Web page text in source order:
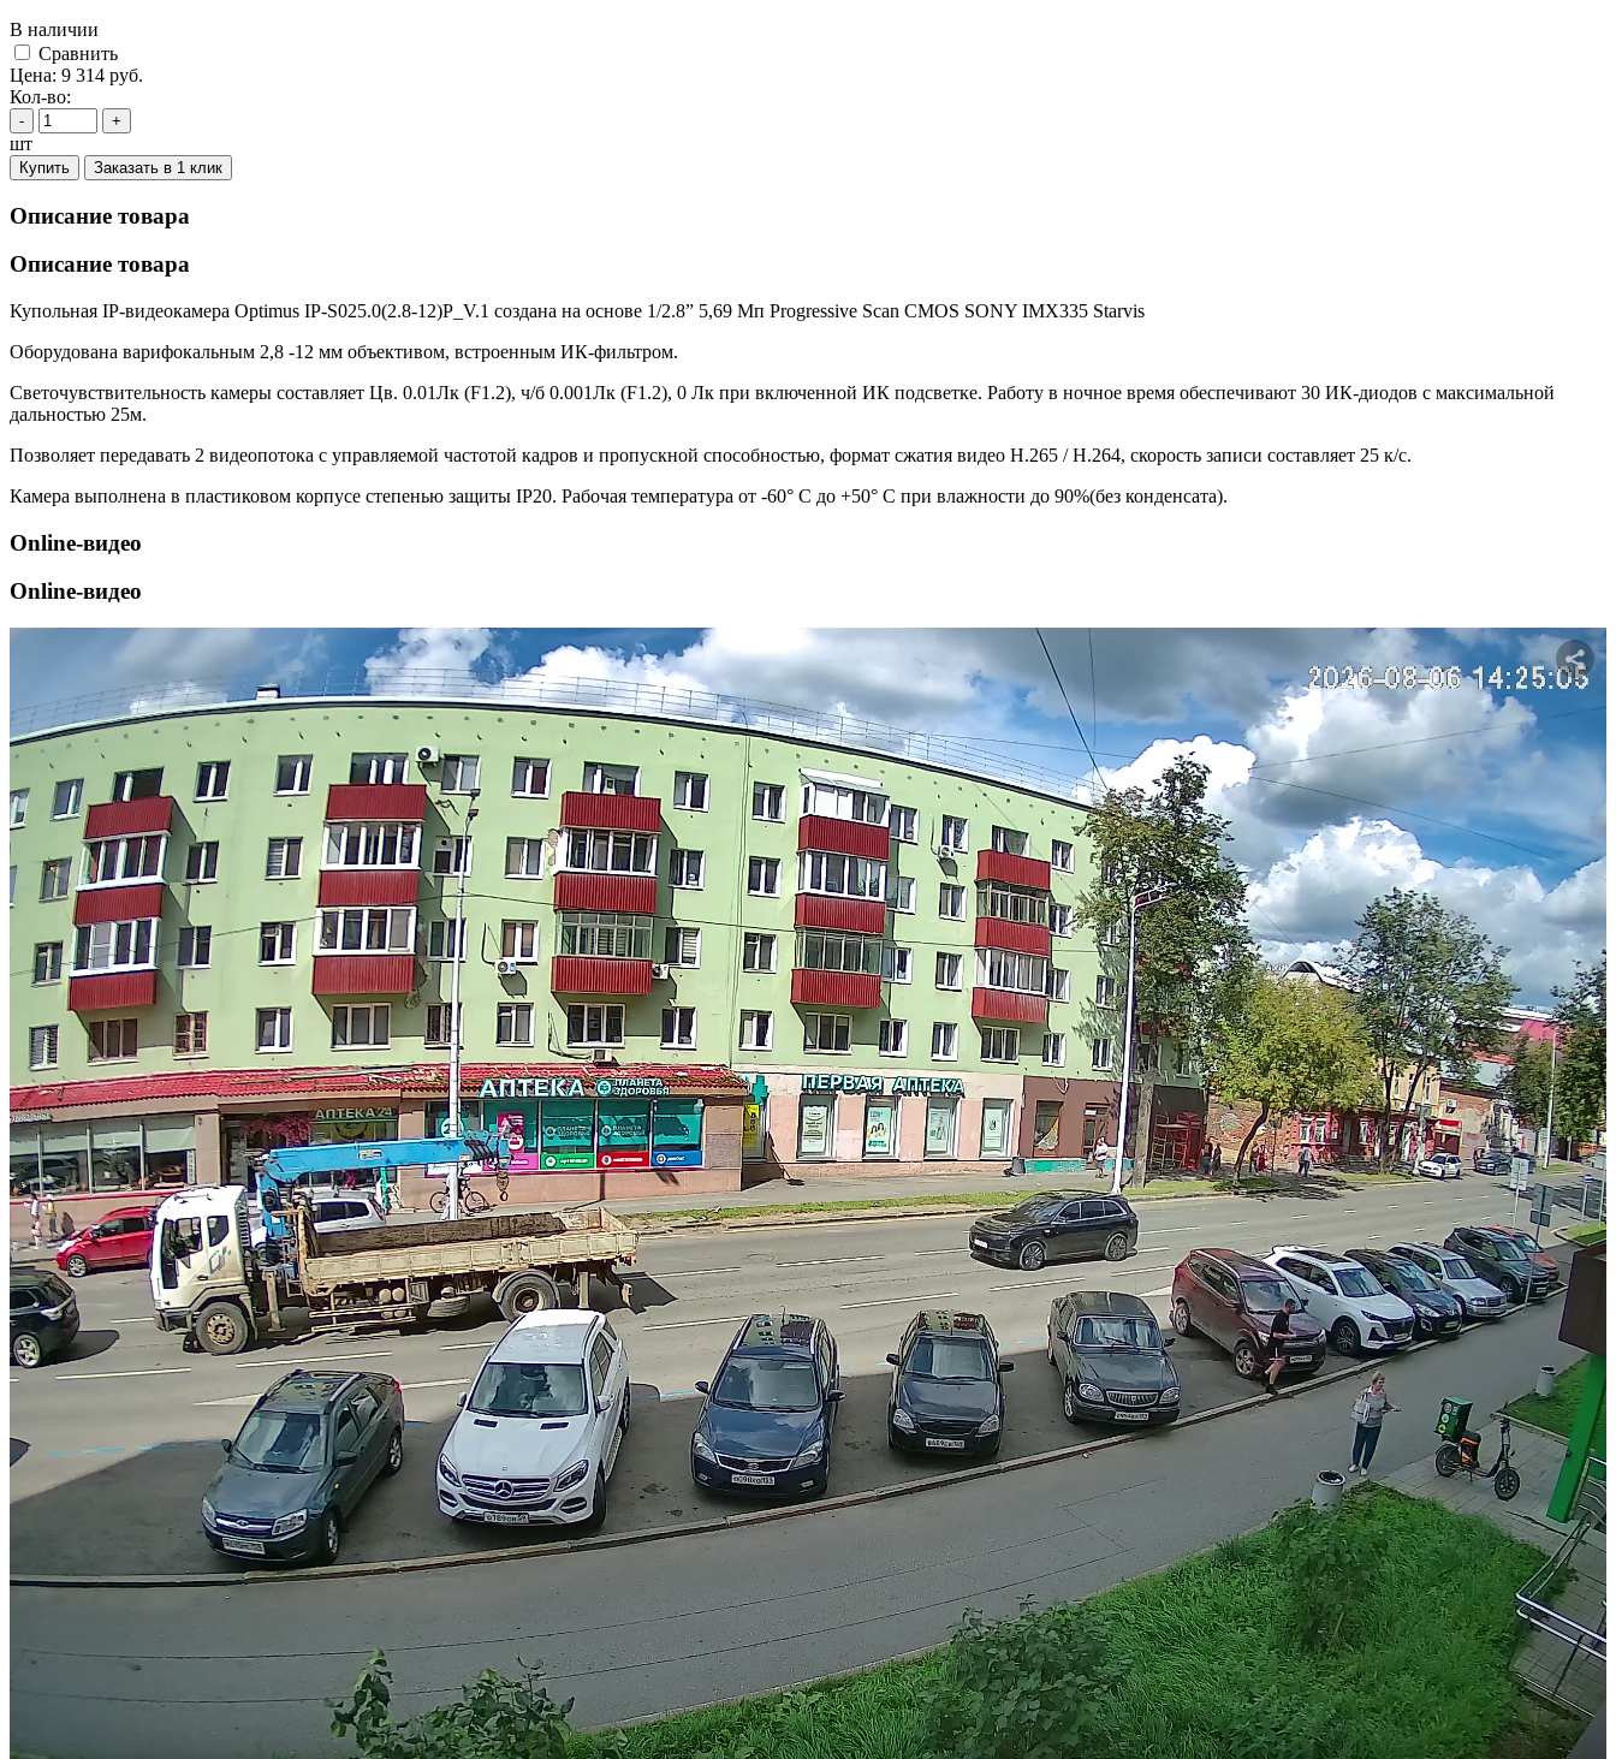
В наличии
Cравнить
Цена: 9 314 руб.
Кол-во:
- +
шт
Купить Заказать в 1 клик
Описание товара
Описание товара
Купольная IP-видеокамера Optimus IP-S025.0(2.8-12)P_V.1 создана на основе 1/2.8” 5,69 Мп Progressive Scan CMOS SONY IMX335 Starvis
Оборудована варифокальным 2,8 -12 мм объективом, встроенным ИК-фильтром.
Светочувствительность камеры составляет Цв. 0.01Лк (F1.2), ч/б 0.001Лк (F1.2), 0 Лк при включенной ИК подсветке. Работу в ночное время обеспечивают 30 ИК-диодов с максимальной
дальностью 25м.
Позволяет передавать 2 видеопотока с управляемой частотой кадров и пропускной способностью, формат сжатия видео H.265 / H.264, скорость записи составляет 25 к/с.
Камера выполнена в пластиковом корпусе степенью защиты IP20. Рабочая температура от -60° С до +50° С при влажности до 90%(без конденсата).
Online-видео
Online-видео